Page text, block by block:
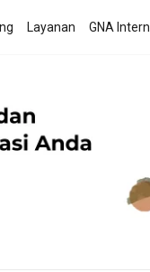
Layanan GNA